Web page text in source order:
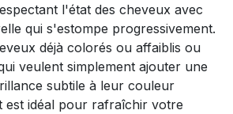
l'état des cheveux avec
qui s'estompe progressivement.
déjà colorés ou affaiblis ou
veulent simplement ajouter une
subtile à leur couleur
est idéal pour rafraîchir votre